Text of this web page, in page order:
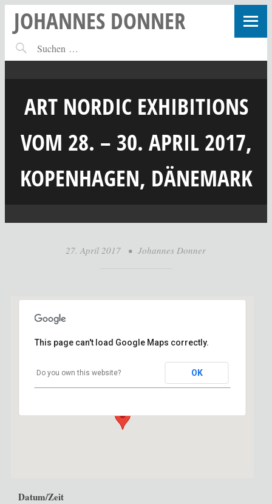
JOHANNES DONNER
ART NORDIC EXHIBITIONS
VOM 28. – 30. APRIL 2017,
KOPENHAGEN, DÄNEMARK
27. April 2017 • Johannes Donner
Lokomotiv Vaerkstedet Kopenhagen
Otto Bussens Vej 5A - DK-2450 Copenhagen
SV
This page can't load Google Maps correctly.
Do you own this website? OK
Datum/Zeit